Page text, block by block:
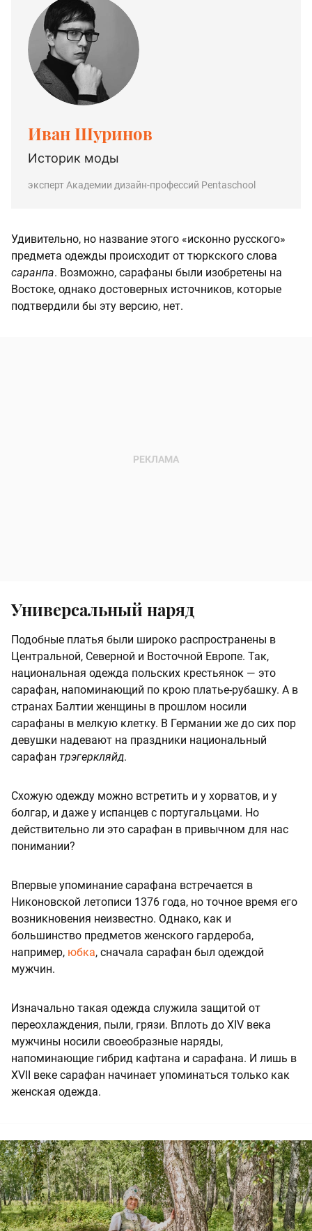
Иван Шуринов
Историк моды
эксперт Академии дизайн-профессий Pentaschool
Удивительно, но название этого «исконно русского»
предмета одежды происходит от тюркского слова
саранпа. Возможно, сарафаны были изобретены на
Востоке, однако достоверных источников, которые
подтвердили бы эту версию, нет.
Универсальный наряд
Подобные платья были широко распространены в
Центральной, Северной и Восточной Европе. Так,
национальная одежда польских крестьянок — это
сарафан, напоминающий по крою платье-рубашку. А в
странах Балтии женщины в прошлом носили
сарафаны в мелкую клетку. В Германии же до сих пор
девушки надевают на праздники национальный
сарафан трэгеркляйд.
Схожую одежду можно встретить и у хорватов, и у
болгар, и даже у испанцев с португальцами. Но
действительно ли это сарафан в привычном для нас
понимании?
Впервые упоминание сарафана встречается в
Никоновской летописи 1376 года, но точное время его
возникновения неизвестно. Однако, как и
большинство предметов женского гардероба,
например, юбка, сначала сарафан был одеждой
мужчин.
Изначально такая одежда служила защитой от
переохлаждения, пыли, грязи. Вплоть до XIV века
мужчины носили своеобразные наряды,
напоминающие гибрид кафтана и сарафана. И лишь в
XVII веке сарафан начинает упоминаться только как
женская одежда.